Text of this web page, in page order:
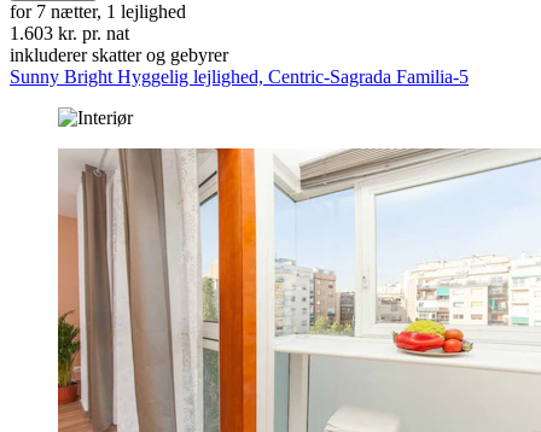
for 7 nætter, 1 lejlighed
1.603 kr. pr. nat
inkluderer skatter og gebyrer
Sunny Bright Hyggelig lejlighed, Centric-Sagrada Familia-5